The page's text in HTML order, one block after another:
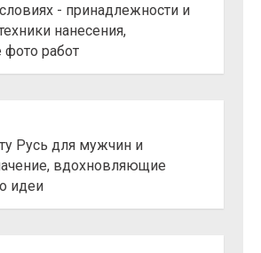
- принадлежности и
нанесения,
работ
Русь для мужчин и
вдохновляющие
идеи